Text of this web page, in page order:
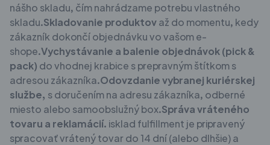
nášho skladu, čím nahrádzame potrebu vlastného
skladu.Skladovanie produktovaž do momentu, kedy
zákazník dokončí objednávku vo vašom e-
shope.Vychystávanie a balenie objednávok (pick &
pack) do vhodnej krabice s prepravným štítkom s
adresou zákazníka.Odovzdanie vybranej kuriérskej
službe, s doručením na adresu zákazníka, odberné
miesto alebo samoobslužný box.Správa vráteného
tovaru a reklamácií. isklad fulfillment je pripravený
spracovať vrátený tovar do 14 dní (alebo dlhšie) a